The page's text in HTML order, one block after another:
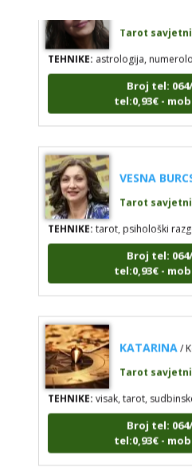
TEHNIKE:astrologija,
Broj tel:
tel:0,93€ -
TEHNIKE:tarot, psihološki
Broj tel:
tel:0,93€ -
TEHNIKE:visak, tarot,
Broj tel:
tel:0,93€ -